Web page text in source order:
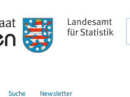
Suche Newsletter